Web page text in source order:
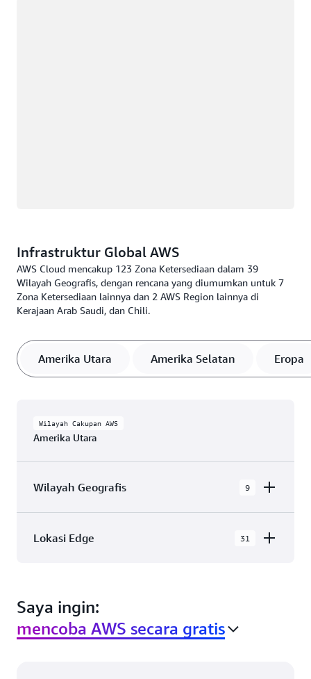
Infrastruktur Global AWS
AWS Cloud mencakup 123 Zona Ketersediaan dalam 39
Wilayah Geografis, dengan rencana yang diumumkan untuk 7
Zona Ketersediaan lainnya dan 2 AWS Region lainnya di
Kerajaan Arab Saudi, dan Chili.
Amerika Utara Amerika Selatan Eropa
Wilayah Cakupan AWS
Amerika Utara
Wilayah Geografis 9
Kanada Barat (Calgary)
Meksiko (Pusat)
Lokasi Edge 31
31 Lokasi Jaringan Edge dan 3 Lokasi Cache Edge.
Ashburn, Virginia
New York, New York
Saya ingin:
mencoba AWS secara gratis